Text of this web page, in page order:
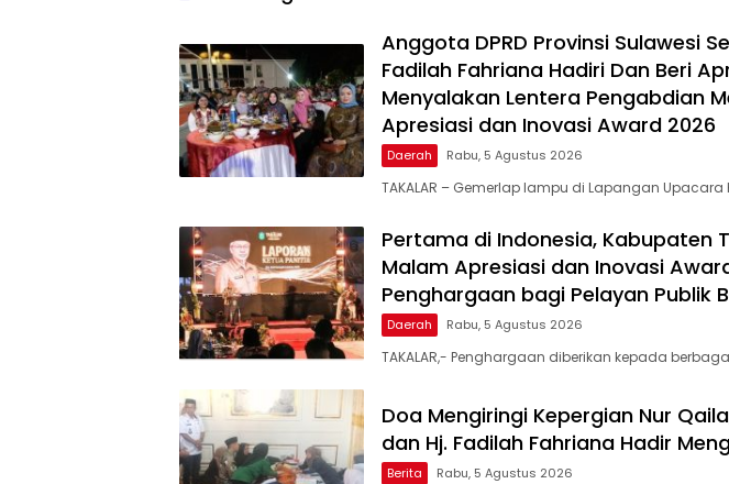
Anggota DPRD Provinsi Sulawesi
Fadilah Fahriana Hadiri Dan Beri
Menyalakan Lentera Pengabdian
Apresiasi dan Inovasi Award 2026
Daerah Rabu, 5 Agustus 2026
TAKALAR – Gemerlap lampu di Lapangan Upacara
Pertama di Indonesia, Kabupaten
Malam Apresiasi dan Inovasi
Penghargaan bagi Pelayan Publik
Daerah Rabu, 5 Agustus 2026
TAKALAR,- Penghargaan diberikan kepada
Doa Mengiringi Kepergian Nur
dan Hj. Fadilah Fahriana Hadir
Berita Rabu, 5 Agustus 2026